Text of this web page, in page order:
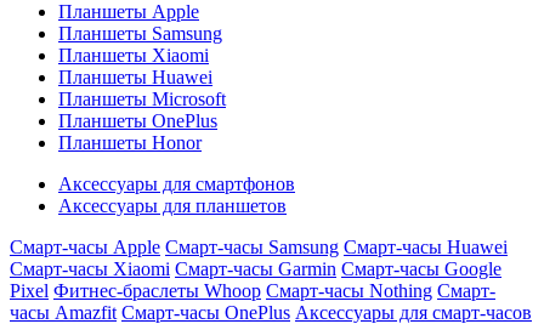
Планшеты Apple
Планшеты Samsung
Планшеты Xiaomi
Планшеты Huawei
Планшеты Microsoft
Планшеты OnePlus
Планшеты Honor
Аксессуары для смартфонов
Аксессуары для планшетов
Смарт-часы Apple Смарт-часы Samsung Смарт-часы Huawei
Смарт-часы Xiaomi Смарт-часы Garmin Смарт-часы Google
Pixel Фитнес-браслеты Whoop Смарт-часы Nothing Смарт-
часы Amazfit Смарт-часы OnePlus Аксессуары для смарт-часов